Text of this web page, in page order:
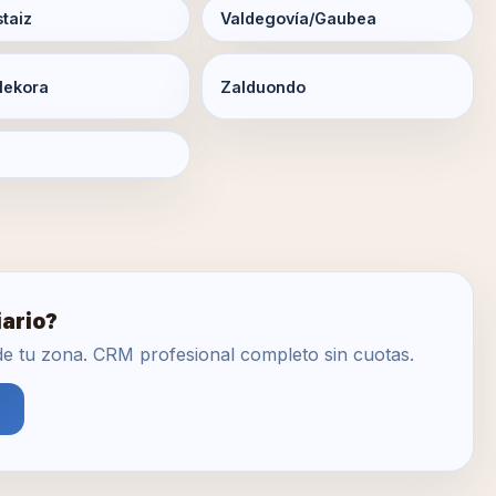
Valdegovía/Gaubea
Zalduondo
tu zona. CRM profesional completo sin cuotas.